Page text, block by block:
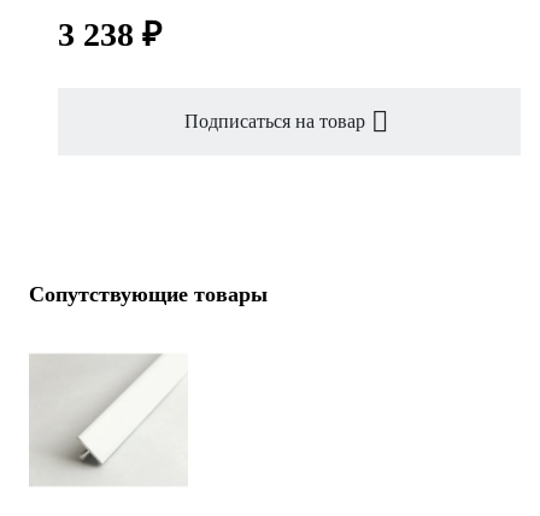
3 238 ₽
Подписаться на товар
Сопутствующие товары